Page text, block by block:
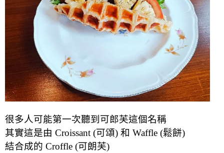
很多人可能第一次聽到可郎芙這個名稱
其實這是由 Croissant (可頌) 和 Waffle (鬆餅)
結合成的 Croffle (可朗芙)